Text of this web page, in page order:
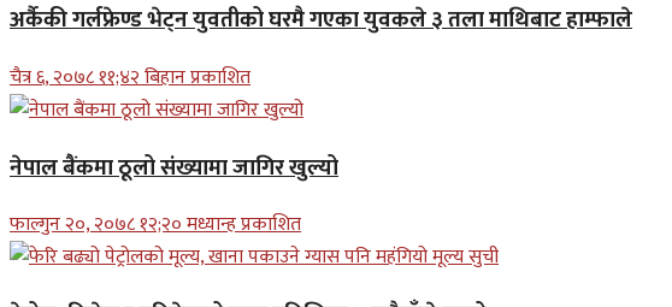
अर्कैकी गर्लफ्रेण्ड भेट्न युवतीको घरमै गएका युवकले ३ तला माथिबाट हाम्फाले
चैत्र ६, २०७८ ११;४२ बिहान प्रकाशित
नेपाल बैंकमा ठूलो संख्यामा जागिर खुल्यो
फाल्गुन २०, २०७८ १२;२० मध्यान्ह प्रकाशित